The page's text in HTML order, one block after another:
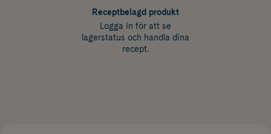
Receptbelagd produkt
Logga in för att se
lagerstatus och handla dina
recept.